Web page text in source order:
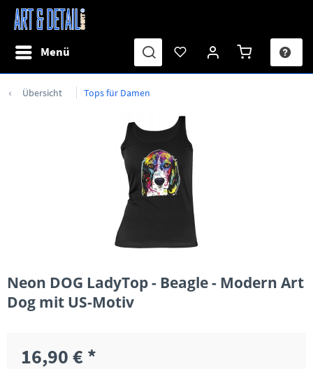
Menü
Übersicht Tops für Damen
Neon DOG LadyTop - Beagle - Modern Art
Dog mit US-Motiv
16,90 € *